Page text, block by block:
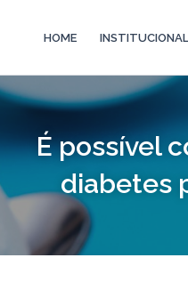
HOME
É possível
diabetes